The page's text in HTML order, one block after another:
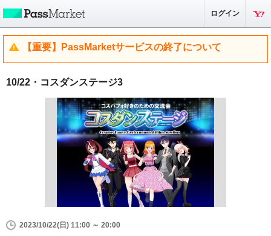
ログイン
【重要】PassMarketサービスの終了について
10/22・コスダンステージ3
2023/10/22(日) 11:00 ～ 20:00